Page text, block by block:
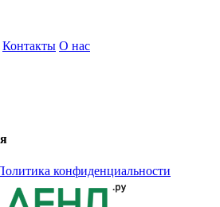
Контакты О нас
конфиденциальности